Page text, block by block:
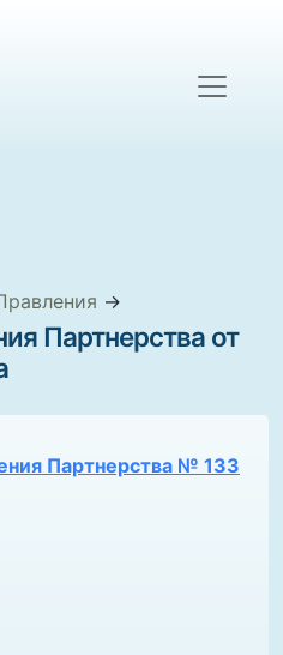
→
Партнерства от
Партнерства № 133